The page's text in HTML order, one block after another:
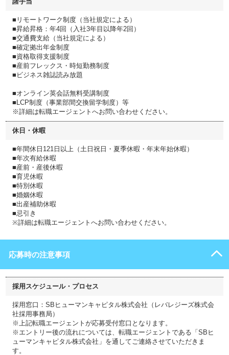
■リモートワーク制度（当社規定による）
■昇給昇格：年4回（入社3年目以降年2回）
■交通費支給（当社規定による）
■確定拠出年金制度
■資格取得支援制度
■産前フレックス・時短勤務制度
■ビジネス雑誌読み放題
■オンライン英会話無料受講制度
■LCP制度（事業部間交換留学制度）等
※詳細は転職エージェントへお問い合わせください。
休日・休暇
■年間休日121日以上（土日祝日・夏季休暇・年末年始休暇）
■年次有給休暇
■産前・産後休暇
■育児休暇
■特別休暇
■婚姻休暇
■出産補助休暇
■忌引き
※詳細は転職エージェントへお問い合わせください。
応募時の注意事項
採用スケジュール・プロセス
採用窓口：SBヒューマンキャピタル株式会社（レバレジーズ株式会
社採用事務局）
※上記転職エージェントが応募受付窓口となります。
※エントリー後の流れについては、転職エージェントである「SBヒ
ューマンキャピタル株式会社」を通してご連絡させていただきま
す。